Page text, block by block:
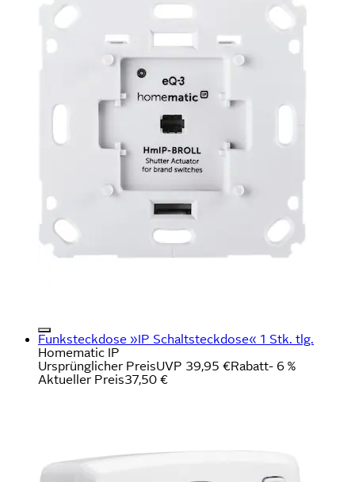
Funksteckdose »IP Schaltsteckdose« 1 Stk. tlg.
Homematic IP
Ursprünglicher PreisUVP 39,95 €Rabatt- 6 %
Aktueller Preis37,50 €